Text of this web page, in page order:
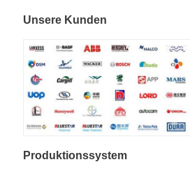
Unsere Kunden
Produktionssystem